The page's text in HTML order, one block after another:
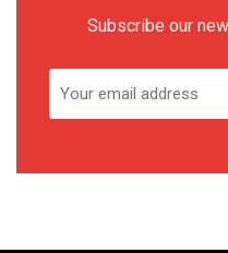
Subscribe our